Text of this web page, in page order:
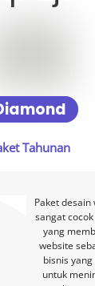
Tahunan
Paket desain
sangat
yang
website
bisnis
untuk